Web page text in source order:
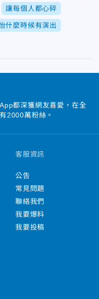
讓每個人都心碎
什麼時候有演出
都深獲網友喜愛，在全
2000萬粉絲。
客服資訊
公告
常見問題
聯絡我們
我要爆料
我要投稿